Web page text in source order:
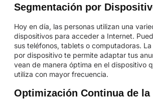
Segmentación por
Hoy en día, las personas utilizan una
dispositivos para acceder a Internet.
sus teléfonos, tablets o computadoras.
por dispositivo te permite adaptar tus
vean de manera óptima en el dispositivo
utiliza con mayor frecuencia.
Optimización Continua de la